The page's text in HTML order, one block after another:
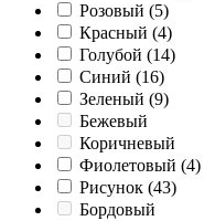
Розовый (5)
Красный (4)
Голубой (14)
Синий (16)
Зеленый (9)
Бежевый
Коричневый
Фиолетовый (4)
Рисунок (43)
Бордовый